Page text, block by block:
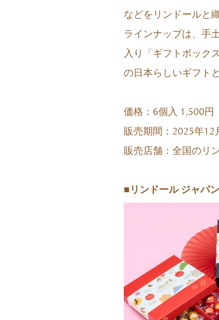
などをリンドールと
ラインナップは、手
入り「ギフトボック
の日本らしいギフト
価格：6個入 1,500円
販売期間：2025年12
販売店舗：全国のリ
■リンドール ジャパ